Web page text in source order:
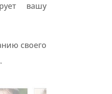
вашу
своего